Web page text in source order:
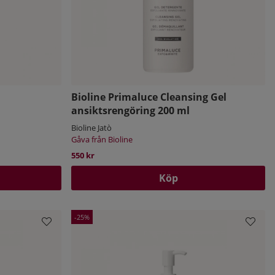
Bioline Primaluce Cleansing Gel
ansiktsrengöring 200 ml
Bioline Jatò
Gåva från Bioline
550 kr
Köp
25